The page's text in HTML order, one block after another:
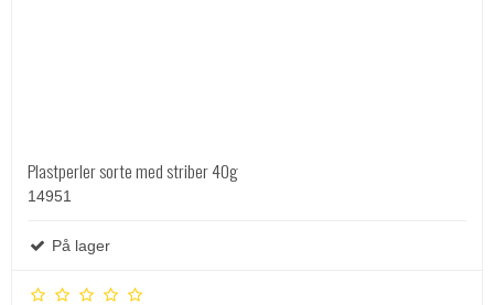
Plastperler sorte med striber 40g
14951
På lager